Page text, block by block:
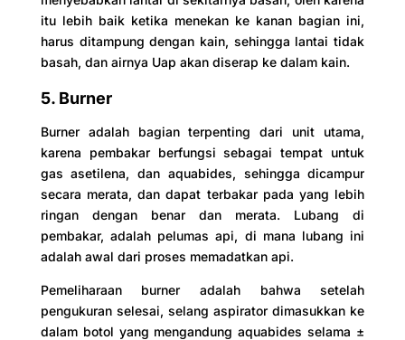
itu lebih baik ketika menekan ke kanan bagian ini,
harus ditampung dengan kain, sehingga lantai tidak
basah, dan airnya Uap akan diserap ke dalam kain.
5. Burner
Burner adalah bagian terpenting dari unit utama,
karena pembakar berfungsi sebagai tempat untuk
gas asetilena, dan aquabides, sehingga dicampur
secara merata, dan dapat terbakar pada yang lebih
ringan dengan benar dan merata. Lubang di
pembakar, adalah pelumas api, di mana lubang ini
adalah awal dari proses memadatkan api.
Pemeliharaan burner adalah bahwa setelah
pengukuran selesai, selang aspirator dimasukkan ke
dalam botol yang mengandung aquabides selama ±